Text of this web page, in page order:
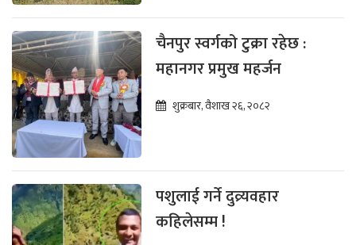
चैनपुर स्वर्गको टुक्रा रहेछ :
महानगर प्रमुख महर्जन
शुक्रबार, वैशाख २६, २०८२
पशुलाई गर्ने दुव्र्यवहार
कहिलेसम्म !